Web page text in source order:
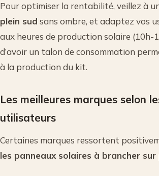
Pour optimiser la rentabilité, veillez à
plein sud sans ombre, et adaptez vos
aux heures de production solaire (10h-
d’avoir un talon de consommation
à la production du kit.
Les meilleures marques selon
utilisateurs
Certaines marques ressortent
les panneaux solaires à brancher sur